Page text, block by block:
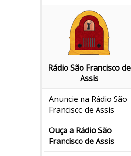
Rádio São Francisco de
Assis
Anuncie na Rádio São
Francisco de Assis
Ouça a Rádio São
Francisco de Assis